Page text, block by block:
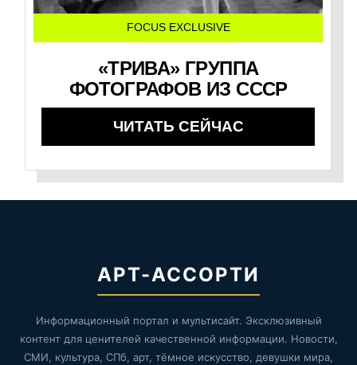
FOCUS EXCLUSIVE
«ТРИВА» ГРУППА
ФОТОГРАФОВ ИЗ СССР
ЧИТАТЬ СЕЙЧАС
АРТ-АССОРТИ
Информационный портал и мультисайт. Эксклюзивный
контент для ценителей качественной информации. Новости,
СМИ, культура, СПб, арт, тёмное искусство, девушки мира,